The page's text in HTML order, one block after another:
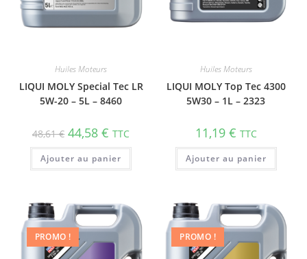
Huiles Moteurs
LIQUI MOLY Special Tec LR
5W-20 – 5L – 8460
48,61€ 44,58€ TTC
Ajouter au panier
Huiles Moteurs
LIQUI MOLY Top Tec 4300
5W30 – 1L – 2323
11,19 € TTC
Ajouter au panier
PROMO ! PROMO !